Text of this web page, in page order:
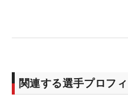
関連する選手プロフ